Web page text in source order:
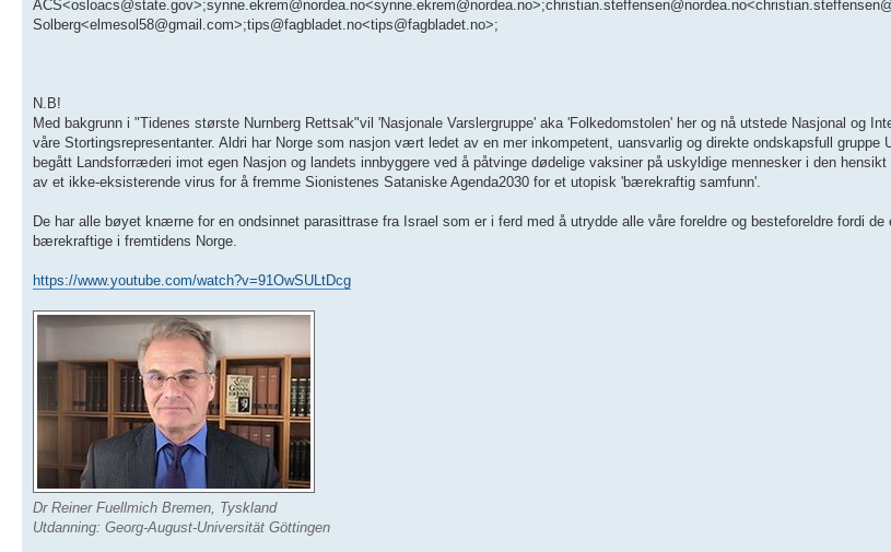
Solberg<elmesol58@gmail.com>;tips@fagbladet.no<tips@fagbladet.no>;
N.B!
Med bakgrunn i "Tidenes største Nurnberg Rettsak"vil 'Nasjonale Varslergruppe' aka 'Folkedomstolen' her og nå utstede Nasjonal og
våre Stortingsrepresentanter. Aldri har Norge som nasjon vært ledet av en mer inkompetent, uansvarlig og direkte ondskapsfull gruppe
begått Landsforræderi imot egen Nasjon og landets innbyggere ved å påtvinge dødelige vaksiner på uskyldige mennesker i den
av et ikke-eksisterende virus for å fremme Sionistenes Sataniske Agenda2030 for et utopisk 'bærekraftig samfunn'.
De har alle bøyet knærne for en ondsinnet parasittrase fra Israel som er i ferd med å utrydde alle våre foreldre og besteforeldre fordi
bærekraftige i fremtidens Norge.
https://www.youtube.com/watch?v=91OwSULtDcg
Dr Reiner Fuellmich Bremen, Tyskland
Utdanning: Georg-August-Universität Göttingen